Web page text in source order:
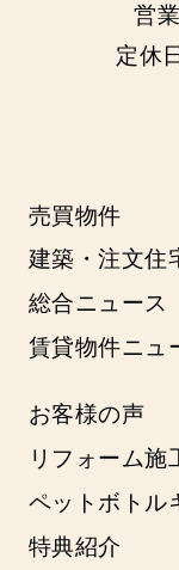
営
定休
売買物件
建築・注文住
総合ニュース
賃貸物件ニュ
お客様の声
リフォーム施
ペットボトル
特典紹介